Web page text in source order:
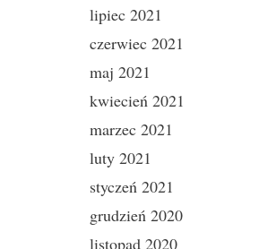
lipiec 2021
czerwiec 2021
maj 2021
kwiecień 2021
marzec 2021
luty 2021
styczeń 2021
grudzień 2020
listopad 2020